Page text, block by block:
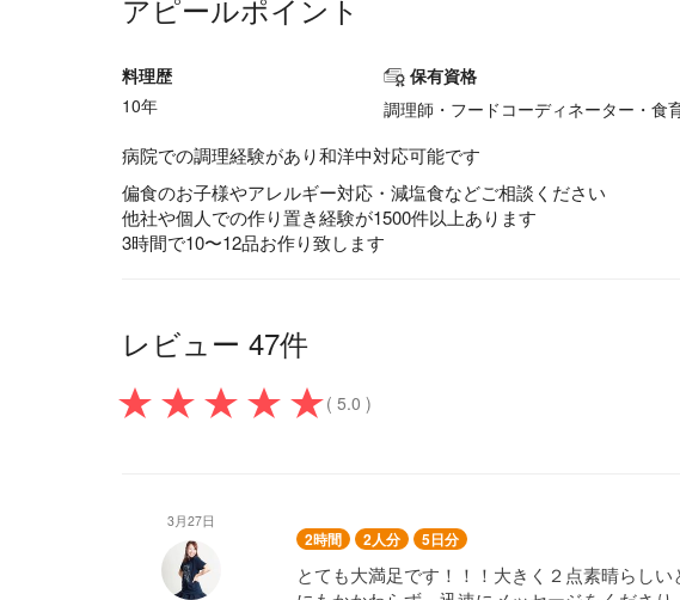
アピールポイント
料理歴
10年
保有資格
調理師・フードコーディネーター・食
病院での調理経験があり和洋中対応可能です
偏食のお子様やアレルギー対応・減塩食などご相談ください
他社や個人での作り置き経験が1500件以上あります
3時間で10〜12品お作り致します
レビュー 47件
( 5.0 )
3月27日
2時間 2人分 5日分
とても大満足です！！！大きく２点素晴らし